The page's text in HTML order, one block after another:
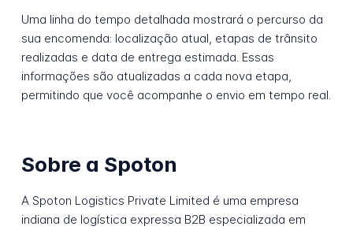
Uma linha do tempo detalhada mostrará o percurso da
sua encomenda: localização atual, etapas de trânsito
realizadas e data de entrega estimada. Essas
informações são atualizadas a cada nova etapa,
permitindo que você acompanhe o envio em tempo real.
Sobre a Spoton
A Spoton Logistics Private Limited é uma empresa
indiana de logística expressa B2B especializada em